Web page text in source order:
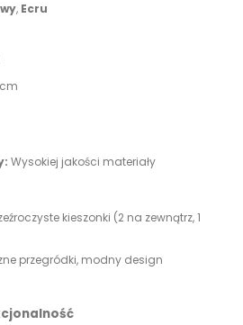
, Ecru
Wysokiej jakości materiały
kieszonki (2 na zewnątrz, 1
przegródki, modny design